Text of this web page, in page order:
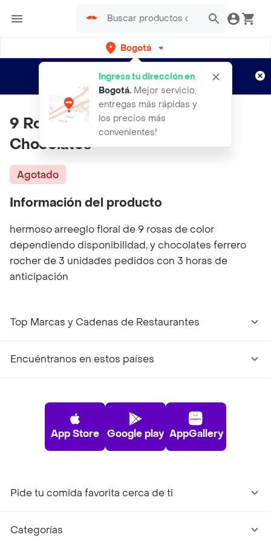
Bogotá
Ingresa tu dirección en
Bogotá. Mejor servicio,
entregas más rápidas y
los precios más
convenientes!
envíos gratis por semanas
Aplican TyC
9 Rosas En Papel Crack Y
Chocolates
Agotado
Información del producto
hermoso arreeglo floral de 9 rosas de color
dependiendo disponibilidad, y chocolates ferrero
rocher de 3 unidades pedidos con 3 horas de
anticipación
Top Marcas y Cadenas de Restaurantes
Encuéntranos en estos países
App Store Google play AppGallery
Pide tu comida favorita cerca de ti
Categorías